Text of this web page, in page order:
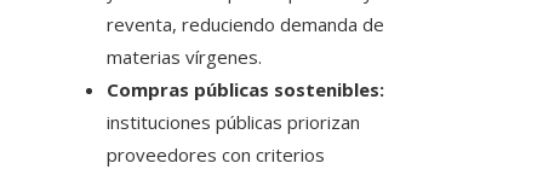
reventa, reduciendo demanda de
materias vírgenes.
Compras públicas sostenibles:
instituciones públicas priorizan
proveedores con criterios